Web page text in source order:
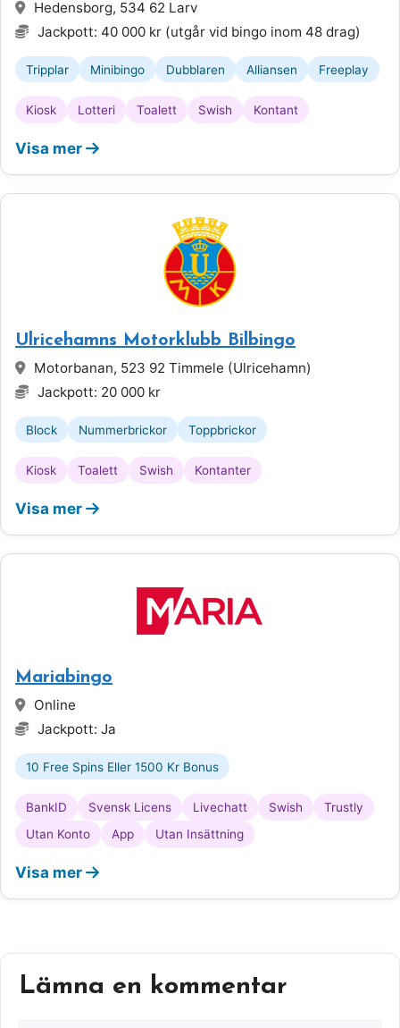
Hedensborg, 534 62 Larv
Jackpott: 40 000 kr (utgår vid bingo inom 48 drag)
Tripplar Minibingo Dubblaren Alliansen Freeplay
Kiosk Lotteri Toalett Swish Kontant
Visa mer
Ulricehamns Motorklubb Bilbingo
Motorbanan, 523 92 Timmele (Ulricehamn)
Jackpott: 20 000 kr
Block Nummerbrickor Toppbrickor
Kiosk Toalett Swish Kontanter
Visa mer
Mariabingo
Online
Jackpott: Ja
10 Free Spins Eller 1500 Kr Bonus
BankID Svensk Licens Livechatt Swish
Trustly
Utan Konto
App Utan Insättning
Visa mer
Lämna en kommentar